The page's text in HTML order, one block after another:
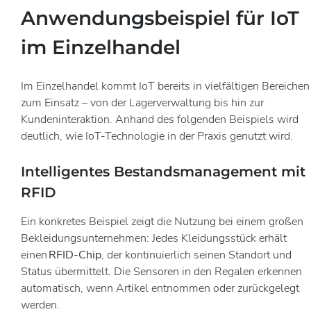
Anwendungsbeispiel für IoT
im Einzelhandel
Im Einzelhandel kommt IoT bereits in vielfältigen Bereichen
zum Einsatz – von der Lagerverwaltung bis hin zur
Kundeninteraktion. Anhand des folgenden Beispiels wird
deutlich, wie IoT-Technologie in der Praxis genutzt wird.
Intelligentes Bestandsmanagement mit
RFID
Ein konkretes Beispiel zeigt die Nutzung bei einem großen
Bekleidungsunternehmen: Jedes Kleidungsstück erhält
einenRFID-Chip, der kontinuierlich seinen Standort und
Status übermittelt. Die Sensoren in den Regalen erkennen
automatisch, wenn Artikel entnommen oder zurückgelegt
werden.